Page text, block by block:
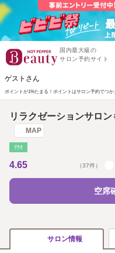
国内最大級の
サロン予約サイト
ゲストさん
ポイントが1%たまる！ ポイントはサロン予約でつか
リラクゼーションサロ
MAP
ﾘﾗｸ
4.65 （37件）
空席
サロン情報